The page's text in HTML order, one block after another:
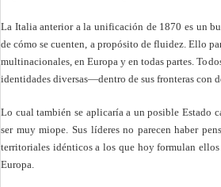
La Italia anterior a la unificación de 1870 es un
de cómo se cuenten, a propósito de fluidez. Ello
multinacionales, en Europa y en todas partes.
identidades diversas—dentro de sus fronteras con
Lo cual también se aplicaría a un posible Estado
ser muy miope. Sus líderes no parecen haber
territoriales idénticos a los que hoy formulan
Europa.